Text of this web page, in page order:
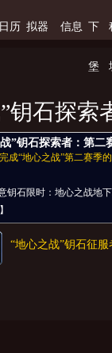
日历 拟器 信息 下
堡
钥石探索
”钥石探索者：第二
成“地心之战”第二赛季
钥石限时：地心之战地
“地心之战”钥石征